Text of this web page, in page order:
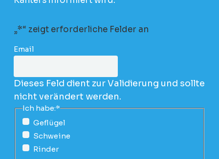
„*“ zeigt erforderliche Felder an
Email
Dieses Feld dient zur Validierung und sollte
nicht verändert werden.
Ich habe:*
Geflügel
Schweine
Rinder